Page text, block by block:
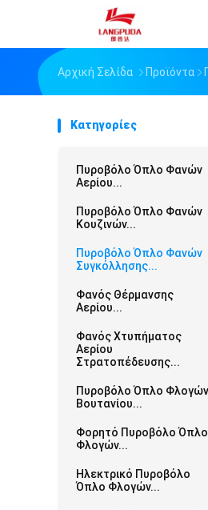
Αρχική Σελίδα Προϊόντα
Κατηγορίες
Πυροβόλο Όπλο Φανών
Αερίου...
Πυροβόλο Όπλο Φανών
Κουζινών...
Πυροβόλο Όπλο Φανών
Συγκόλλησης...
Φανός Θέρμανσης
Αερίου...
Φανός Χτυπήματος
Αερίου
Στρατοπέδευσης...
Πυροβόλο Όπλο Φλογών
Βουτανίου...
Φορητό Πυροβόλο Όπλο
Φλογών...
Ηλεκτρικό Πυροβόλο
Όπλο Φλογών...